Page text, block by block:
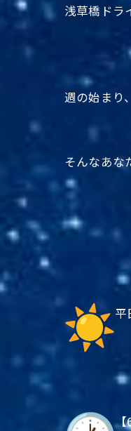
浅草橋ドラ
週の始まり
そんなあな
平
【